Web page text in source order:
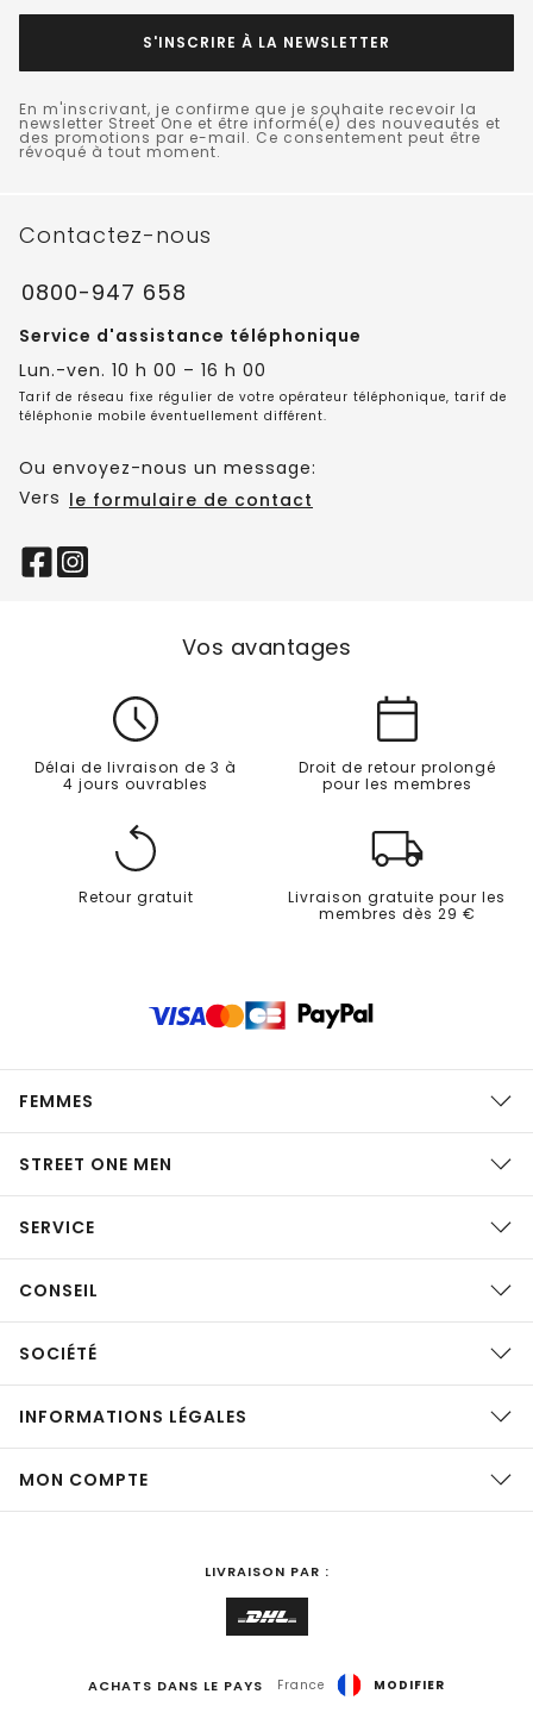
S'INSCRIRE À LA NEWSLETTER
En m'inscrivant, je confirme que je souhaite recevoir la
newsletter Street One et être informé(e) des nouveautés et
des promotions par e-mail. Ce consentement peut être
révoqué à tout moment.
Contactez-nous
0800-947 658
Service d'assistance téléphonique
Lun.-ven. 10 h 00 – 16 h 00
Tarif de réseau fixe régulier de votre opérateur téléphonique, tarif de
téléphonie mobile éventuellement différent.
Ou envoyez-nous un message:
Vers le formulaire de contact
Vos avantages
Délai de livraison de 3 à
4 jours ouvrables
Droit de retour prolongé
pour les membres
Retour gratuit
Livraison gratuite pour les
membres dès 29 €
FEMMES
STREET ONE MEN
SERVICE
CONSEIL
SOCIÉTÉ
INFORMATIONS LÉGALES
MON COMPTE
LIVRAISON PAR :
ACHATS DANS LE PAYS France MODIFIER